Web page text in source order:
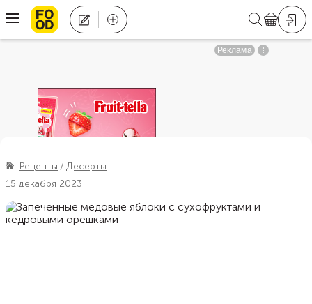
Рецепты
Десерты
15 декабря 2023